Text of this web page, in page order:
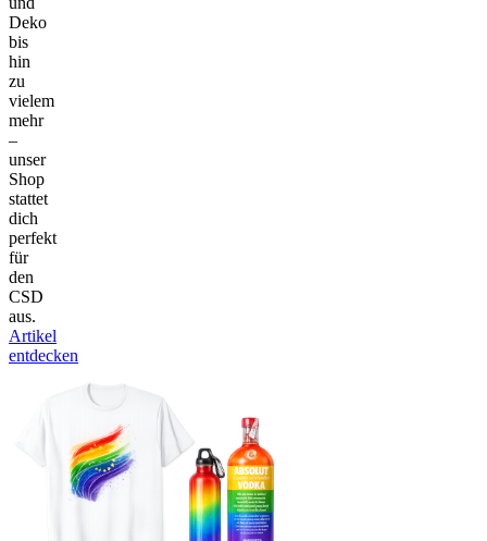
Deko
bis
hin
zu
vielem
mehr
–
unser
Shop
stattet
dich
perfekt
für
den
CSD
aus.
Artikel
entdecken